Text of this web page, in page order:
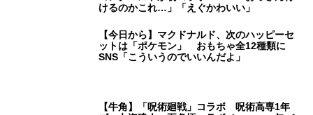
【今日から】マクドナルド、次のハッピーセ
SNS「こういうのでいいんだよ」
ッジ＆クリアカードもらえる